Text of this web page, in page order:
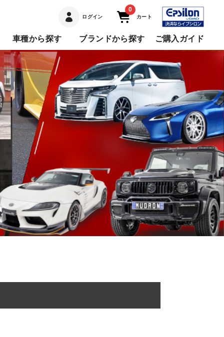
ログイン
0
カート
車種から探す ブランドから探す ご購入ガイド